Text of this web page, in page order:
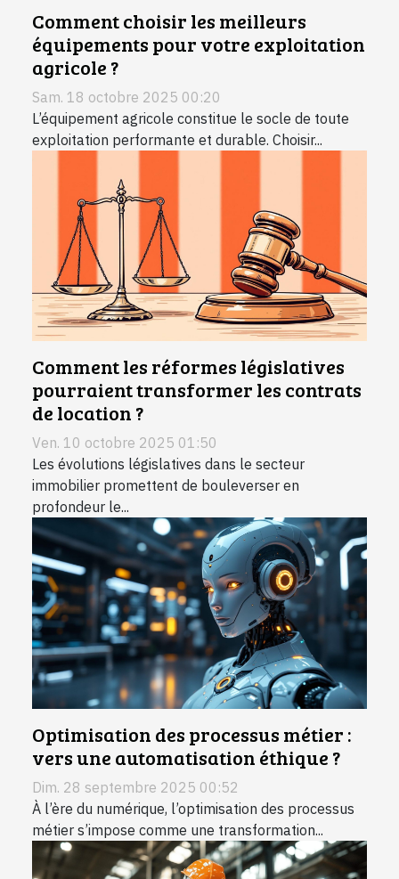
Comment choisir les meilleurs
équipements pour votre exploitation
agricole ?
Sam. 18 octobre 2025 00:20
L’équipement agricole constitue le socle de toute
exploitation performante et durable. Choisir...
Comment les réformes législatives
pourraient transformer les contrats
de location ?
Ven. 10 octobre 2025 01:50
Les évolutions législatives dans le secteur
immobilier promettent de bouleverser en
profondeur le...
Optimisation des processus métier :
vers une automatisation éthique ?
Dim. 28 septembre 2025 00:52
À l’ère du numérique, l’optimisation des processus
métier s’impose comme une transformation...